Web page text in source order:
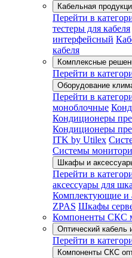
Кабельная
Перейти в
тестеры для кабеля
интерфейсный
кабеля
Комплексные
Перейти в
Оборудование
Перейти в
моноблочные
Кондиционеры
Кондиционеры
ITK by Utilex
Системы
Шкафы и
Перейти в
аксессуары для
Комплектующие и
ZPAS Шкафы
Компоненты СКС
Оптический кабель
Перейти в
Компоненты СКС